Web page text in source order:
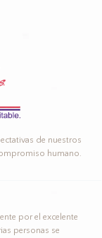
de nuestros
humano.
por el excelente
personas se